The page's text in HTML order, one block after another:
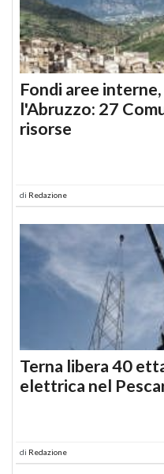
Fondi aree
l'Abruzzo: 27
risorse
di Redazione
Terna libera 40
elettrica nel
di Redazione